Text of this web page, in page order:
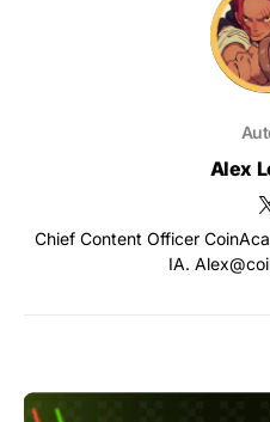
Alex
Chief Content Officer
IA.